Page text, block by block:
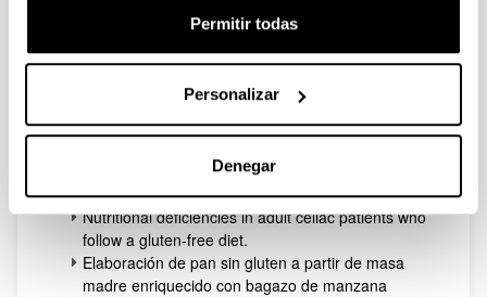
Permitir todas
Personalizar
Denegar
Garagardoaren FODMAP edukiaren azterketa eta
hesteko arazoak dituzten pertsonentzako
jarraibideak
inmunoquímicas: modelo de panes con y sin
gluten
de la adherencia a la dieta, métodos y factores
condicionantes
Nutritional deficiencies in adult celiac patients who
follow a gluten-free diet.
Elaboración de pan sin gluten a partir de masa
madre enriquecido con bagazo de manzana